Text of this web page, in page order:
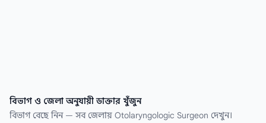
বিভাগ ও জেলা অনুযায়ী ডাক্তার খুঁজুন
বিভাগ বেছে নিন — সব জেলায় Otolaryngologic Surgeon দেখুন।